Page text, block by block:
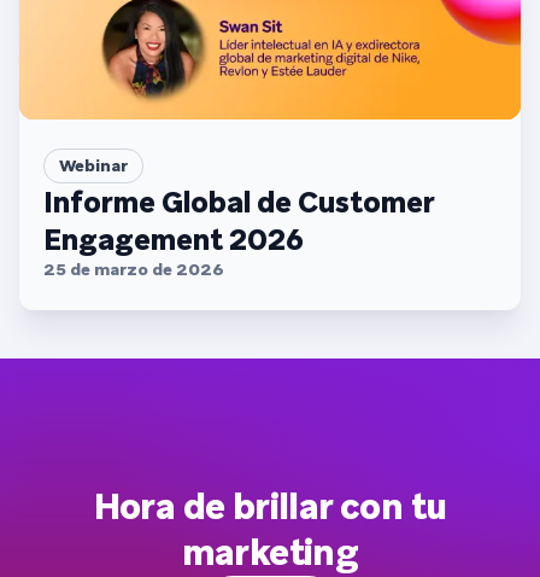
Webinar
Informe Global de Customer
Engagement 2026
25 de marzo de 2026
Hora de brillar con tu
marketing